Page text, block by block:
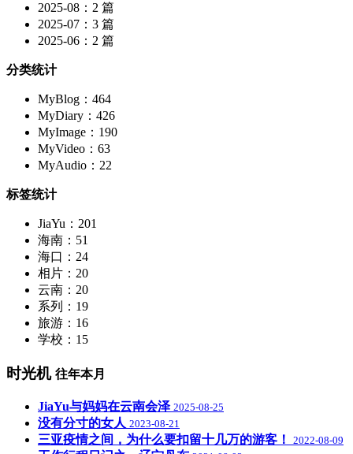
2025-08：2 篇
2025-07：3 篇
2025-06：2 篇
分类统计
MyBlog：464
MyDiary：426
MyImage：190
MyVideo：63
MyAudio：22
标签统计
JiaYu：201
海南：51
海口：24
相片：20
云南：20
系列：19
旅游：16
学校：15
时光机 往年本月
JiaYu与妈妈在云南会泽 2025-08-25
没有分寸的女人 2023-08-21
三亚疫情之间，为什么要扣留十几万的游客！ 2022-08-09